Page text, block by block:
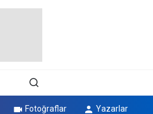
Fotoğraflar Yazarlar